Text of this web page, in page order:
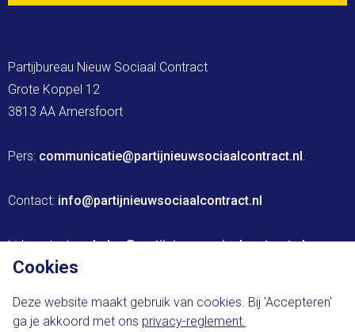
Partijbureau Nieuw Sociaal Contract
Grote Koppel 12
3813 AA Amersfoort
Pers: communicatie@partijnieuwsociaalcontract.nl.
Contact: info@partijnieuwsociaalcontract.nl
Lidmaatschap: leden@partijnieuwsociaalcontract.nl
Cookies
Deze website maakt gebruik van cookies. Bij 'Accepteren'
ga je akkoord met ons privacy-reglement.